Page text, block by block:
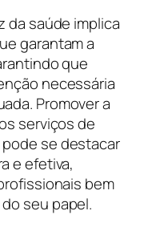
da saúde implica
garantam a
que
necessária
Promover a
serviços de
se destacar
e efetiva,
bem
seu papel.